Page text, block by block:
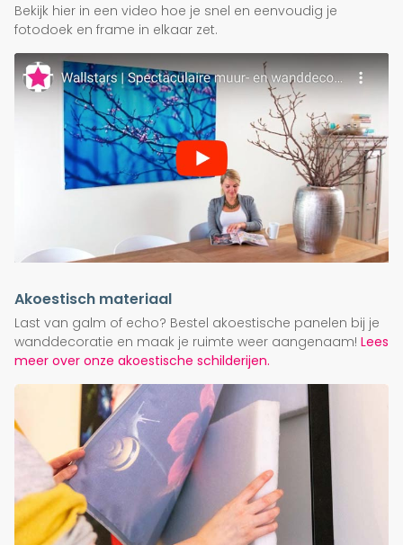
Bekijk hier in een video hoe je snel en eenvoudig je
fotodoek en frame in elkaar zet.
Akoestisch materiaal
Last van galm of echo? Bestel akoestische panelen bij je
wanddecoratie en maak je ruimte weer aangenaam! Lees
meer over onze akoestische schilderijen.